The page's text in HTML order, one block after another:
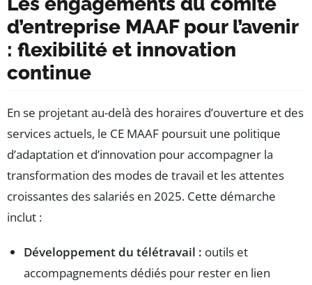
d’entreprise MAAF pour l’avenir
: flexibilité et innovation
continue
En se projetant au-delà des horaires d’ouverture et des
services actuels, le CE MAAF poursuit une politique
d’adaptation et d’innovation pour accompagner la
transformation des modes de travail et les attentes
croissantes des salariés en 2025. Cette démarche
inclut :
Développement du télétravail : outils et
accompagnements dédiés pour rester en lien